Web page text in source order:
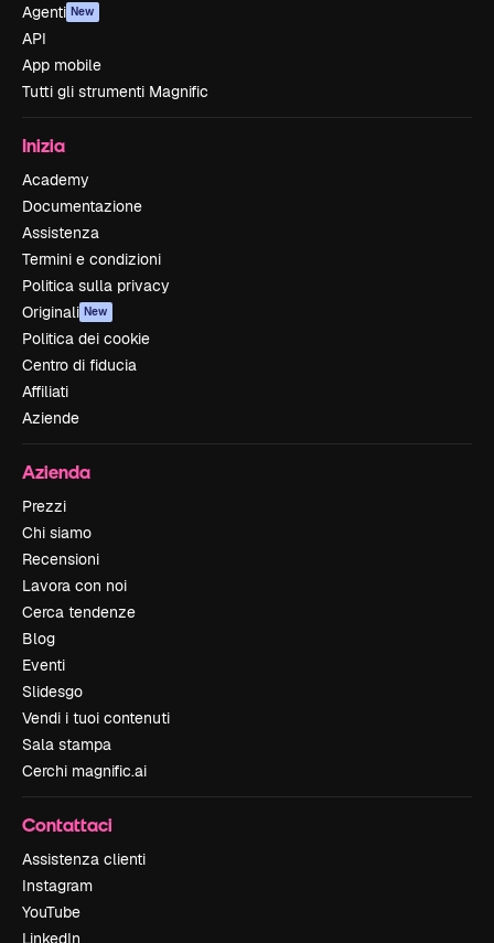
Agenti New
API
App mobile
Tutti gli strumenti Magnific
Inizia
Academy
Documentazione
Assistenza
Termini e condizioni
Politica sulla privacy
Originali New
Politica dei cookie
Centro di fiducia
Affiliati
Aziende
Azienda
Prezzi
Chi siamo
Recensioni
Lavora con noi
Cerca tendenze
Blog
Eventi
Slidesgo
Vendi i tuoi contenuti
Sala stampa
Cerchi magnific.ai
Contattaci
Assistenza clienti
Instagram
YouTube
LinkedIn